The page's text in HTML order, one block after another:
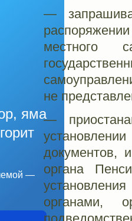
яма
—
—
местного
не
—
документов,
органа
органами,